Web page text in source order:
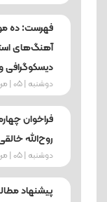
فهرست: ده
آهنگ‌های
دیسکوگرافی
دوشنبه | 05 | مرداد | 1405
فراخوان
روح‌الله
دوشنبه | 05 | مرداد | 1405
پیشنهاد